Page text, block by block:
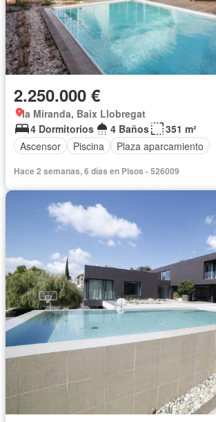
2.250.000 €
la Miranda, Baix Llobregat
4 Dormitorios
4 Baños
351 m²
Ascensor
Piscina Plaza aparcamiento
Hace 2 semanas, 6 días en Pisos - 526009